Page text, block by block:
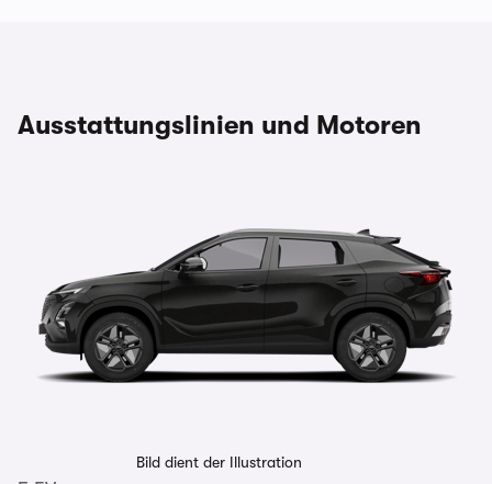
Ausstattungslinien und Motoren
Bild dient der Illustration